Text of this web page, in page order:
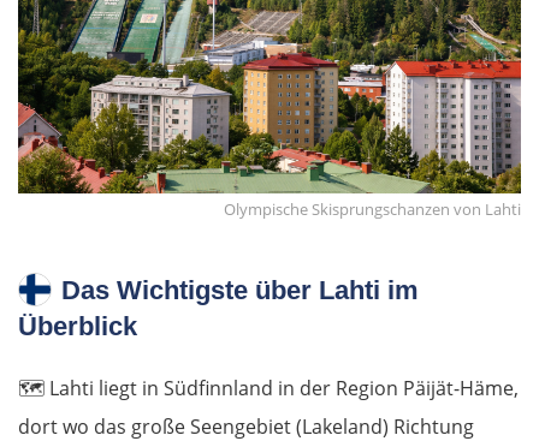
Olympische Skisprungschanzen von Lahti
Das Wichtigste über Lahti im
Überblick
🗺️ Lahti liegt in Südfinnland in der Region Päijät-Häme,
dort wo das große Seengebiet (Lakeland) Richtung